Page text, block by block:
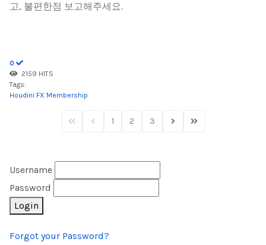
고, 불편한점 보고해주세요.
0
2159 HITS
Tags:
Houdini FX Membership
First PagePrevious Page
1 2 3 Next PageLast Page
Username
Password
Login
Forgot your Password?